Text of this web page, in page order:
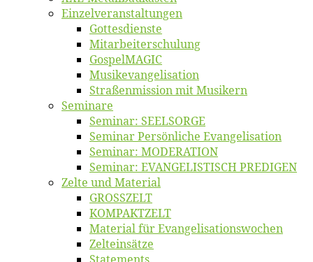
Einzelver­an­stal­tungen
Got­tes­diens­te
Mitarbeiter­schulung
Gos­pel­MA­GIC
Musikevan­ge­li­sa­tion
Straßenmis­sion mit Musikern
Se­mi­na­re
Se­mi­nar: SEELSORGE
Se­mi­nar Per­sön­li­che Evangelisation
Se­mi­nar: MODERATION
Se­mi­nar: EVANGELISTISCH PREDIGEN
Zel­te und Material
GROSSZELT
KOMPAKTZELT
Ma­te­ri­al für Evangelisationswochen
Zelt­ein­sät­ze